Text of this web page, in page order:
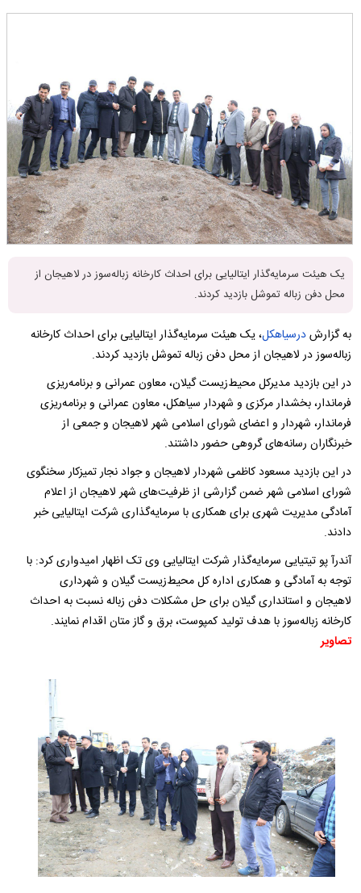
یک هیئت سرمایه‌گذار ایتالیایی برای احداث کارخانه زباله‌سوز در لاهیجان از
محل دفن زباله تموشل بازدید کردند.
به گزارشدرسیاهکل، یک هیئت سرمایه‌گذار ایتالیایی برای احداث کارخانه
زباله‌سوز در لاهیجان از محل دفن زباله تموشل بازدید کردند.
در این بازدید مدیرکل محیط‌زیست گیلان، معاون عمرانی و برنامه‌ریزی
فرماندار، بخشدار مرکزی و شهردار سیاهکل، معاون عمرانی و برنامه‌ریزی
فرماندار، شهردار و اعضای شورای اسلامی شهر لاهیجان و جمعی از
خبرنگاران رسانه‌های گروهی حضور داشتند.
در این بازدید مسعود کاظمی شهردار لاهیجان و جواد نجار تمیزکار سخنگوی
شورای اسلامی شهر ضمن گزارشی از ظرفیت‌های شهر لاهیجان از اعلام
آمادگی مدیریت شهری برای همکاری با سرمایه‌گذاری شرکت ایتالیایی خبر
دادند.
آندرآ پو تیتیایی سرمایه‌گذار شرکت ایتالیایی وی تک اظهار امیدواری کرد: با
توجه به آمادگی و همکاری اداره کل محیط‌زیست گیلان و شهرداری
لاهیجان و استانداری گیلان برای حل مشکلات دفن زباله نسبت به احداث
کارخانه زباله‌سوز با هدف تولید کمپوست، برق و گاز متان اقدام نمایند.
تصاویر